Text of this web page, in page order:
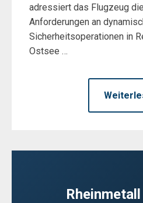
adressiert das Flugzeug
Anforderungen an
Sicherheitsoperationen in
Ostsee …